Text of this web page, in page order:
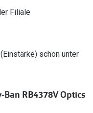
Filiale
schon unter
RB4378V Optics